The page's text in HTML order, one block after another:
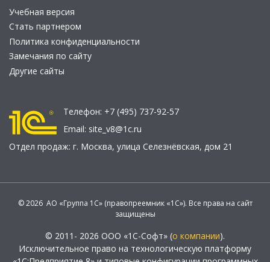
Учебная версия
Стать партнером
Политика конфиденциальности
Замечания по сайту
Другие сайты
Телефон: +7 (495) 737-92-57
Email: site_v8@1c.ru
Отдел продаж: г. Москва, улица Селезнёвская, дом 21
© 2026 АО «Группа 1С» (правопреемник «1С»). Все права на сайт
защищены
© 2011- 2026 ООО «1С-Софт» (о компании).
Исключительное право на технологическую платформу